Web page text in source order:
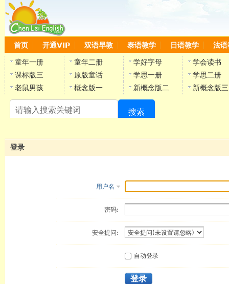
首页 开通VIP 双语早教 泰语教学 日语教学 法语
童年一册 童年二册 学好字母
学会读书
课标版三
原版童话 学思一册
学思二册
老鼠男孩
概念版一 新概念版二 新概念版三
搜索
登录
用户名
密码:
安全提问:
自动登录
登录